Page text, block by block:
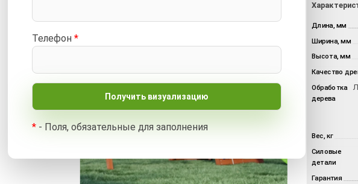
Длина, мм
Ширина, мм
Высота, мм
Качество
Обработка
дерева
Вес, кг
Силовые
детали
Гарантия
Телефон *
* - Поля, обязательные для заполнения